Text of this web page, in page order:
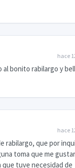
hace
al bonito rabilargo y
hace
rabilargo, que por
toma que me
tuve necesidad de